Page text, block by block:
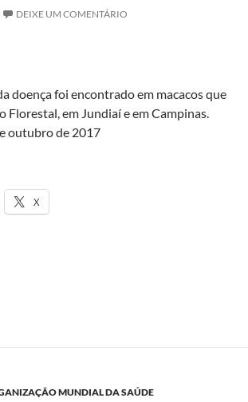
DEIXE UM COMENTÁRIO
doença foi encontrado em macacos que
Florestal, em Jundiaí e em Campinas.
outubro de 2017
X
MUNDIAL DA SAÚDE